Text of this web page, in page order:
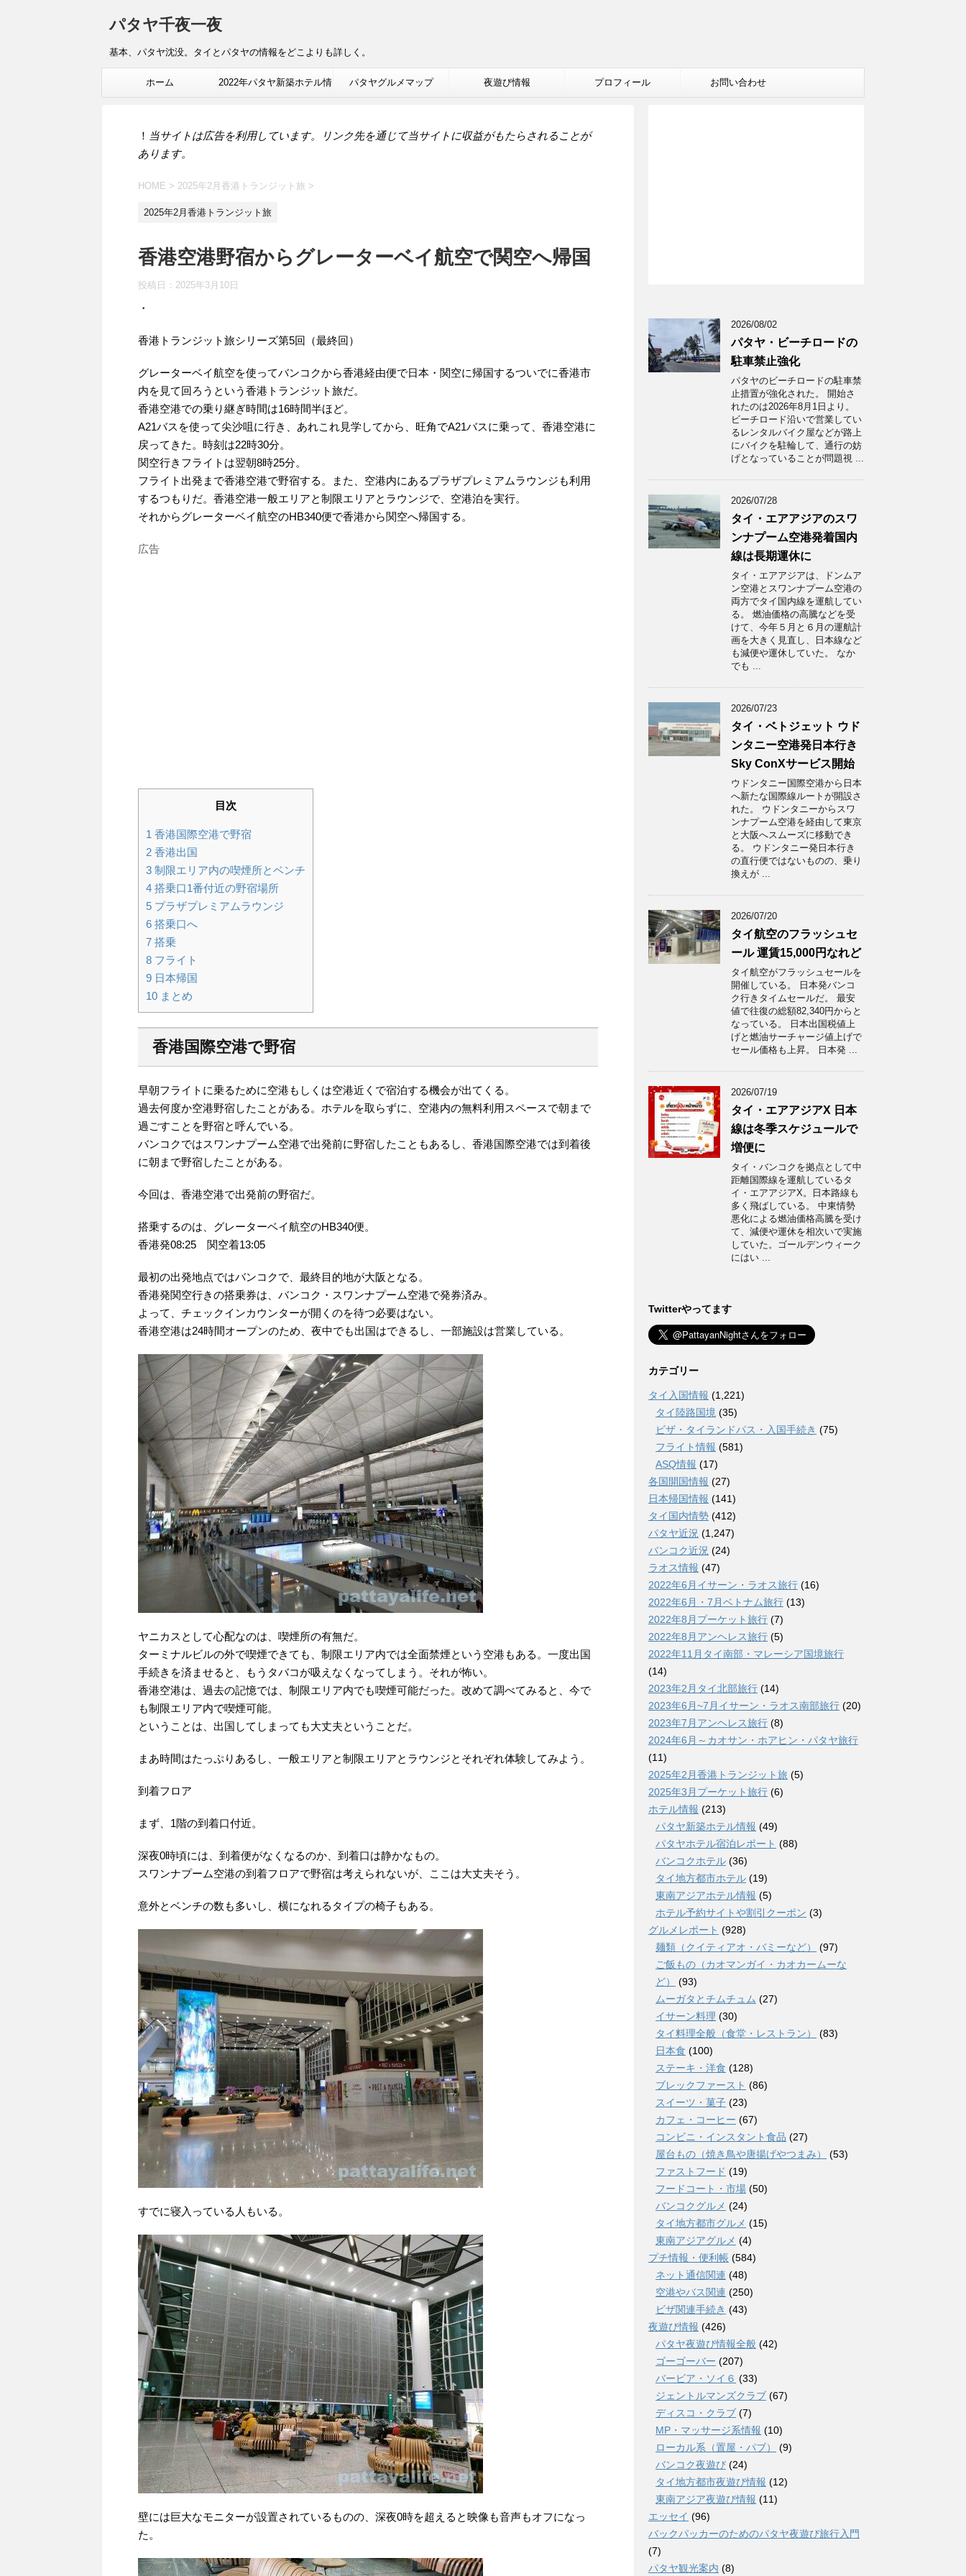
パタヤ千夜一夜
基本、パタヤ沈没。タイとパタヤの情報をどこよりも詳しく。
ホーム 2022年パタヤ新築ホテル情 パタヤグルメマップ 夜遊び情報 プロフィール お問い合わせ
！ 当サイトは広告を利用しています。リンク先を通じて当サイトに収益がもたらされることが
あります。
HOME > 2025年2月香港トランジット旅 >
2025年2月香港トランジット旅
香港空港野宿からグレーターベイ航空で関空へ帰国
投稿日： 2025年3月10日
・
香港トランジット旅シリーズ第5回（最終回）
グレーターベイ航空を使ってバンコクから香港経由便で日本・関空に帰国するついでに香港市
内を見て回ろうという香港トランジット旅だ。
香港空港での乗り継ぎ時間は16時間半ほど。
A21バスを使って尖沙咀に行き、あれこれ見学してから、旺角でA21バスに乗って、香港空港に
戻ってきた。時刻は22時30分。
関空行きフライトは翌朝8時25分。
フライト出発まで香港空港で野宿する。また、空港内にあるプラザプレミアムラウンジも利用
するつもりだ。香港空港一般エリアと制限エリアとラウンジで、空港泊を実行。
それからグレーターベイ航空のHB340便で香港から関空へ帰国する。
広告
目次
1 香港国際空港で野宿
2 香港出国
3 制限エリア内の喫煙所とベンチ
4 搭乗口1番付近の野宿場所
5 プラザプレミアムラウンジ
6 搭乗口へ
7 搭乗
8 フライト
9 日本帰国
10 まとめ
香港国際空港で野宿
早朝フライトに乗るために空港もしくは空港近くで宿泊する機会が出てくる。
過去何度か空港野宿したことがある。ホテルを取らずに、空港内の無料利用スペースで朝まで
過ごすことを野宿と呼んでいる。
バンコクではスワンナプーム空港で出発前に野宿したこともあるし、香港国際空港では到着後
に朝まで野宿したことがある。
今回は、香港空港で出発前の野宿だ。
搭乗するのは、グレーターベイ航空のHB340便。
香港発08:25 関空着13:05
最初の出発地点ではバンコクで、最終目的地が大阪となる。
香港発関空行きの搭乗券は、バンコク・スワンナプーム空港で発券済み。
よって、チェックインカウンターが開くのを待つ必要はない。
香港空港は24時間オープンのため、夜中でも出国はできるし、一部施設は営業している。
ヤニカスとして心配なのは、喫煙所の有無だ。
ターミナルビルの外で喫煙できても、制限エリア内では全面禁煙という空港もある。一度出国
手続きを済ませると、もうタバコが吸えなくなってしまう。それが怖い。
香港空港は、過去の記憶では、制限エリア内でも喫煙可能だった。改めて調べてみると、今で
も制限エリア内で喫煙可能。
ということは、出国してしまっても大丈夫ということだ。
まあ時間はたっぷりあるし、一般エリアと制限エリアとラウンジとそれぞれ体験してみよう。
到着フロア
まず、1階の到着口付近。
深夜0時頃には、到着便がなくなるのか、到着口は静かなもの。
スワンナプーム空港の到着フロアで野宿は考えられないが、ここは大丈夫そう。
意外とベンチの数も多いし、横になれるタイプの椅子もある。
すでに寝入っている人もいる。
壁には巨大なモニターが設置されているものの、深夜0時を超えると映像も音声もオフになっ
た。
2026/08/02
パタヤ・ビーチロードの
駐車禁止強化
パタヤのビーチロードの駐車禁
止措置が強化された。 開始さ
れたのは2026年8月1日より。
ビーチロード沿いで営業してい
るレンタルバイク屋などが路上
にバイクを駐輪して、通行の妨
げとなっていることが問題視 ...
2026/07/28
タイ・エアアジアのスワ
ンナプーム空港発着国内
線は長期運休に
タイ・エアアジアは、ドンムア
ン空港とスワンナプーム空港の
両方でタイ国内線を運航してい
る。 燃油価格の高騰などを受
けて、今年５月と６月の運航計
画を大きく見直し、日本線など
も減便や運休していた。 なか
でも ...
2026/07/23
タイ・ベトジェット ウド
ンタニー空港発日本行き
Sky ConXサービス開始
ウドンタニー国際空港から日本
へ新たな国際線ルートが開設さ
れた。 ウドンタニーからスワ
ンナプーム空港を経由して東京
と大阪へスムーズに移動でき
る。 ウドンタニー発日本行き
の直行便ではないものの、乗り
換えが ...
2026/07/20
タイ航空のフラッシュセ
ール 運賃15,000円なれど
タイ航空がフラッシュセールを
開催している。 日本発バンコ
ク行きタイムセールだ。 最安
値で往復の総額82,340円からと
なっている。 日本出国税値上
げと燃油サーチャージ値上げで
セール価格も上昇。 日本発 ...
2026/07/19
タイ・エアアジアX 日本
線は冬季スケジュールで
増便に
タイ・バンコクを拠点として中
距離国際線を運航しているタ
イ・エアアジアX。日本路線も
多く飛ばしている。 中東情勢
悪化による燃油価格高騰を受け
て、減便や運休を相次いで実施
していた。ゴールデンウィーク
にはい ...
Twitterやってます
カテゴリー
タイ入国情報 (1,221)
タイ陸路国境 (35)
ビザ・タイランドパス・入国手続き (75)
フライト情報 (581)
ASQ情報 (17)
各国開国情報 (27)
日本帰国情報 (141)
タイ国内情勢 (412)
パタヤ近況 (1,247)
バンコク近況 (24)
ラオス情報 (47)
2022年6月イサーン・ラオス旅行 (16)
2022年6月・7月ベトナム旅行 (13)
2022年8月プーケット旅行 (7)
2022年8月アンヘレス旅行 (5)
2022年11月タイ南部・マレーシア国境旅行
(14)
2023年2月タイ北部旅行 (14)
2023年6月~7月イサーン・ラオス南部旅行 (20)
2023年7月アンヘレス旅行 (8)
2024年6月～カオサン・ホアヒン・パタヤ旅行
(11)
2025年2月香港トランジット旅 (5)
2025年3月プーケット旅行 (6)
ホテル情報 (213)
パタヤ新築ホテル情報 (49)
パタヤホテル宿泊レポート (88)
バンコクホテル (36)
タイ地方都市ホテル (19)
東南アジアホテル情報 (5)
ホテル予約サイトや割引クーポン (3)
グルメレポート (928)
麺類（クイティアオ・バミーなど）
(97)
ご飯もの（カオマンガイ・カオカームーな
ど）
(93)
ムーガタとチムチュム (27)
イサーン料理 (30)
タイ料理全般（食堂・レストラン）
(83)
日本食 (100)
ステーキ・洋食 (128)
ブレックファースト (86)
スイーツ・菓子 (23)
カフェ・コーヒー (67)
コンビニ・インスタント食品 (27)
屋台もの（焼き鳥や唐揚げやつまみ）
(53)
ファストフード (19)
フードコート・市場 (50)
バンコクグルメ (24)
タイ地方都市グルメ (15)
東南アジアグルメ (4)
プチ情報・便利帳 (584)
ネット通信関連 (48)
空港やバス関連 (250)
ビザ関連手続き (43)
夜遊び情報 (426)
パタヤ夜遊び情報全般 (42)
ゴーゴーバー (207)
バービア・ソイ６ (33)
ジェントルマンズクラブ (67)
ディスコ・クラブ (7)
MP・マッサージ系情報 (10)
ローカル系（置屋・パブ）
(9)
バンコク夜遊び (24)
タイ地方都市夜遊び情報 (12)
東南アジア夜遊び情報 (11)
エッセイ (96)
バックパッカーのためのパタヤ夜遊び旅行入門
(7)
パタヤ観光案内 (8)